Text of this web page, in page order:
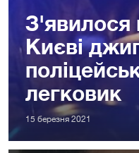
З'явилося
Києві
легковик
15 березня 2021